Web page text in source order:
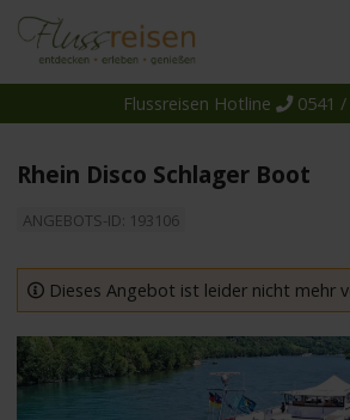
Reedereien
Schiffe
Über uns
Flussreisen Hotline 0541 /
Rhein Disco Schlager Boot
ANGEBOTS-ID: 193106
Dieses Angebot ist leider nicht mehr